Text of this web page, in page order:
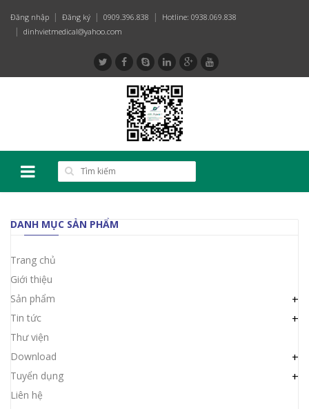
Đăng nhập Đăng ký 0909.396.838
Hotline: 0938.069.838
dinhvietmedical@yahoo.com
DANH MỤC SẢN PHẨM
Trang chủ
Giới thiệu
Sản phẩm
+
Tin tức +
Thư viện
Download
+
Tuyển dụng +
Liên hệ